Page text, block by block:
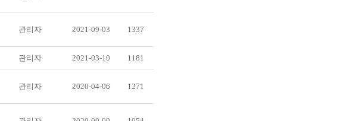
관리자 2021-09-03 1337
관리자 2021-03-10 1181
관리자 2020-04-06 1271